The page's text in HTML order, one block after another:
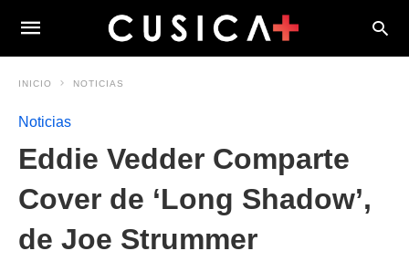
INICIO NOTICIAS
Noticias
Eddie Vedder Comparte
Cover de ‘Long Shadow’,
de Joe Strummer